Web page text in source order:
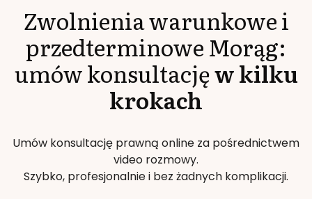
Zwolnienia warunkowe i
przedterminoweMorąg:
umów konsultacjęw kilku
krokach
Umów konsultację prawną online za pośrednictwem
video rozmowy.
Szybko, profesjonalnie i bez żadnych komplikacji.